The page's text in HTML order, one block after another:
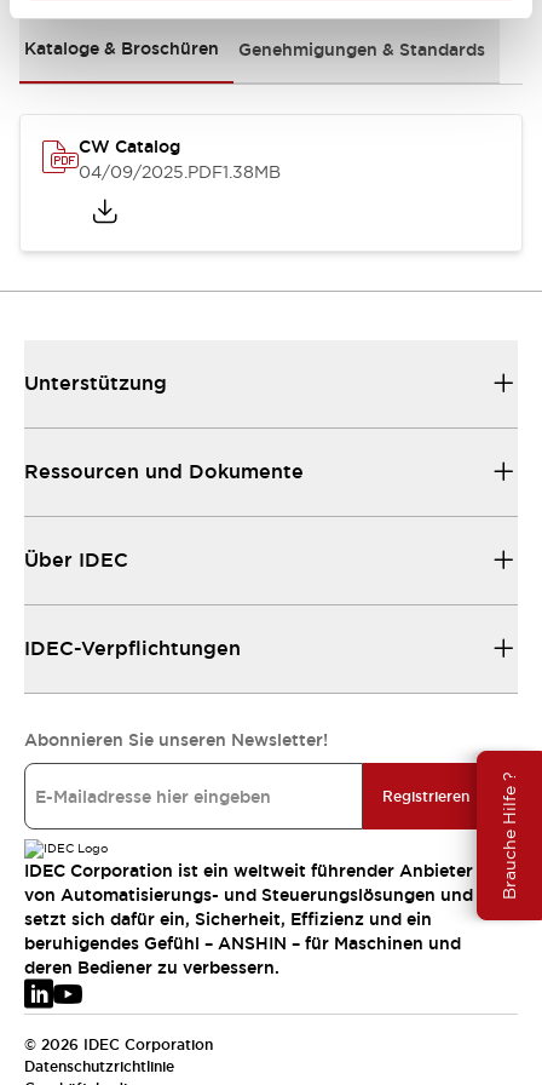
Brauche Hilfe ?
Kataloge & Broschüren Genehmigungen & Standards
CW Catalog
04/09/2025.PDF1.38MB
Unterstützung
Ressourcen und Dokumente
Über IDEC
IDEC-Verpflichtungen
Abonnieren Sie unseren Newsletter!
Registrieren
IDEC Corporation ist ein weltweit führender Anbieter
von Automatisierungs- und Steuerungslösungen und
setzt sich dafür ein, Sicherheit, Effizienz und ein
beruhigendes Gefühl – ANSHIN – für Maschinen und
deren Bediener zu verbessern.
© 2026 IDEC Corporation
Datenschutzrichtlinie